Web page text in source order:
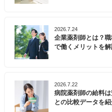
2026.7.24
企業薬剤師とは？
で働くメリットを
2026.7.22
病院薬剤師の給料
との比較データを